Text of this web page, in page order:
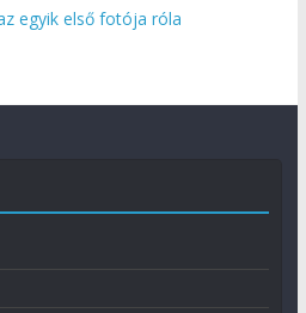
egyik első fotója róla